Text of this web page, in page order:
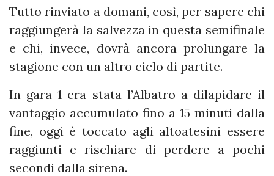
Tutto rinviato a domani, così, per sapere chi
raggiungerà la salvezza in questa semifinale
e chi, invece, dovrà ancora prolungare la
stagione con un altro ciclo di partite.
In gara 1 era stata l’Albatro a dilapidare il
vantaggio accumulato fino a 15 minuti dalla
fine, oggi è toccato agli altoatesini essere
raggiunti e rischiare di perdere a pochi
secondi dalla sirena.